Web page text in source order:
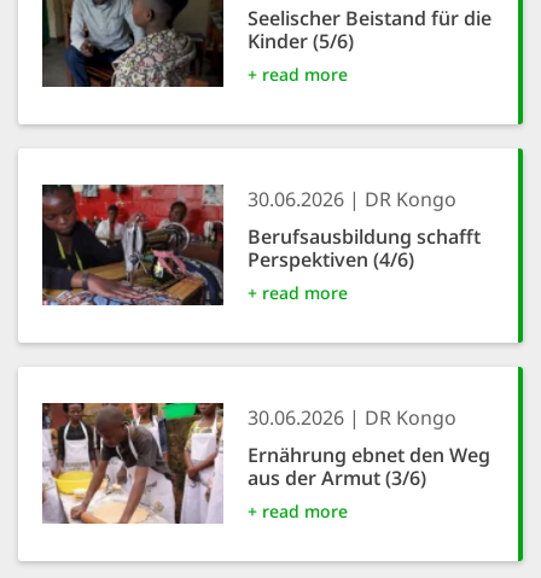
Seelischer Beistand für die
Kinder (5/6)
+ read more
30.06.2026
DR Kongo
Berufsausbildung schafft
Perspektiven (4/6)
+ read more
30.06.2026
DR Kongo
Ernährung ebnet den Weg
aus der Armut (3/6)
+ read more